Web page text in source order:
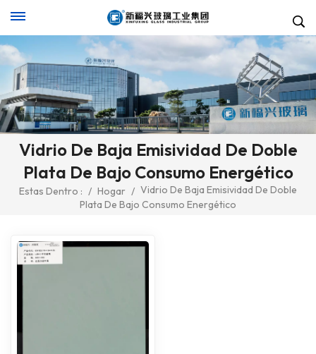
Vidrio De Baja Emisividad De Doble
Plata De Bajo Consumo Energético
Estas Dentro : / Hogar / Vidrio De Baja Emisividad De Doble
Plata De Bajo Consumo Energético